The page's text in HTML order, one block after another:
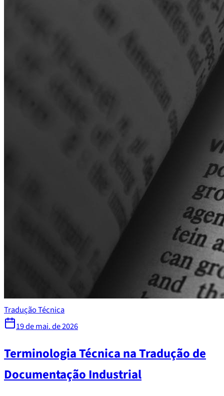
Tradução Técnica
19 de mai. de 2026
Terminologia Técnica na Tradução de
Documentação Industrial